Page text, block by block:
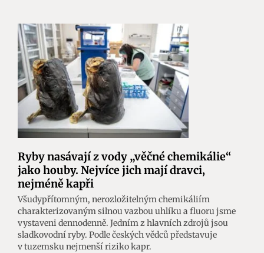
Ryby nasávají z vody „věčné chemikálie“
jako houby. Nejvíce jich mají dravci,
nejméně kapři
Všudypřítomným, nerozložitelným chemikáliím
charakterizovaným silnou vazbou uhlíku a fluoru jsme
vystaveni dennodenně. Jedním z hlavních zdrojů jsou
sladkovodní ryby. Podle českých vědců představuje
v tuzemsku nejmenší riziko kapr.